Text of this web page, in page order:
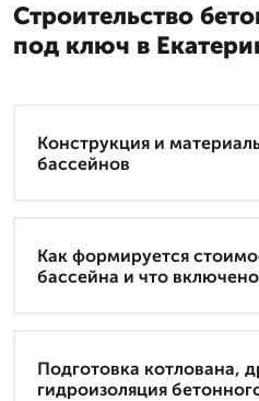
Строительство
под ключ в
Конструкция и
бассейнов
Как формируется
бассейна и что
Подготовка котлована,
гидроизоляция